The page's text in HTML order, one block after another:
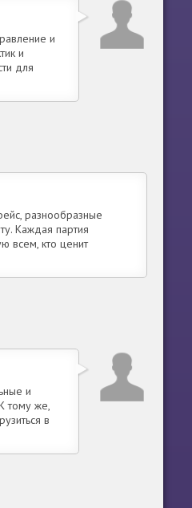
и
и
для
разнообразные
Каждая партия
всем, кто ценит
и
тому же,
в